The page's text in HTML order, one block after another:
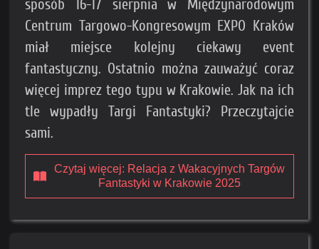
sposób 16-17 sierpnia w Międzynarodowym
Centrum Targowo-Kongresowym EXPO Kraków
miał miejsce kolejny ciekawy event
fantastyczny. Ostatnio można zauważyć coraz
więcej imprez tego typu w Krakowie. Jak na ich
tle wypadły Targi Fantastyki? Przeczytajcie
sami.
Czytaj więcej: Relacja z Wakacyjnych Targów
Fantastyki w Krakowie 2025